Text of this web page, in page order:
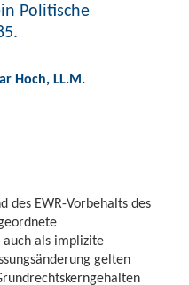
Politische
Hoch, LL.M.
des EWR-Vorbehalts des
als implizite
gelten